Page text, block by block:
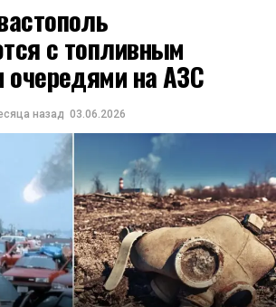
с топливным
очередями на АЗС
назад 03.06.2026